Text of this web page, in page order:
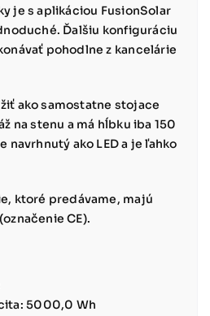
je s aplikáciou FusionSolar
Ďalšiu konfiguráciu
pohodlne z kancelárie
ako samostatne stojace
na stenu a má hĺbku iba 150
navrhnutý ako LED a je ľahko
ktoré predávame, majú
CE).
5000,0 Wh